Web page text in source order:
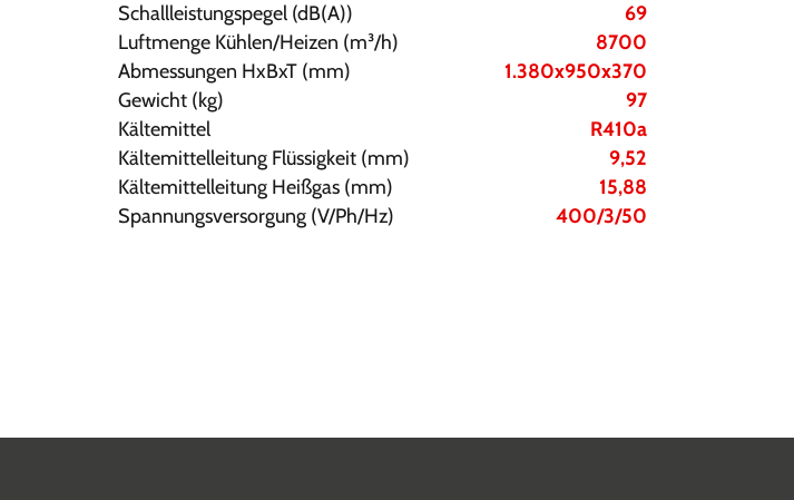
Schallleistungspegel (dB(A))
69
Luftmenge Kühlen/Heizen (m³/h)
8700
Abmessungen HxBxT (mm)
1.380x950x370
Gewicht (kg)
97
Kältemittel
R410a
Kältemittelleitung Flüssigkeit (mm)
9,52
Kältemittelleitung Heißgas (mm)
15,88
Spannungsversorgung (V/Ph/Hz)
400/3/50